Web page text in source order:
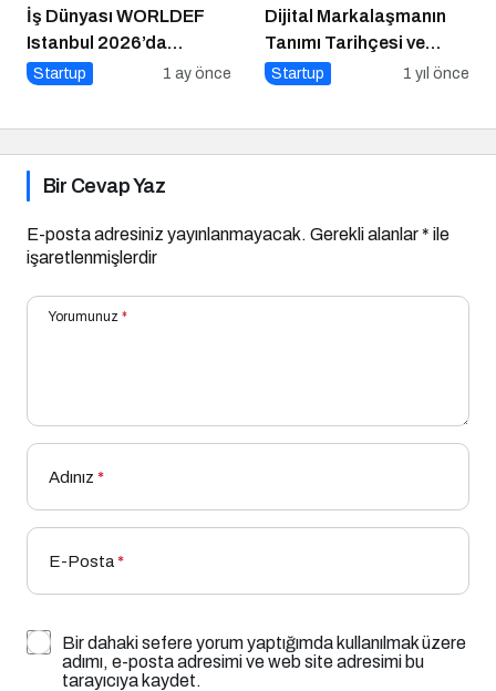
İş Dünyası WORLDEF
Istanbul 2026’da
Buluştu
Startup 1 ay önce
Dijital Markalaşmanın
Tanımı Tarihçesi ve
Önemi
Startup 1 yıl önce
Bir Cevap Yaz
E-posta adresiniz yayınlanmayacak. Gerekli alanlar* ile
işaretlenmişlerdir
Yorumunuz *
Adınız *
E-Posta*
Bir dahaki sefere yorum yaptığımda kullanılmak üzere
adımı, e-posta adresimi ve web site adresimi bu
tarayıcıya kaydet.